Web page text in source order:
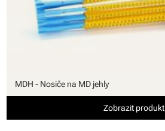
MDH - Nosiče na MD jehly
Zobrazit produkt